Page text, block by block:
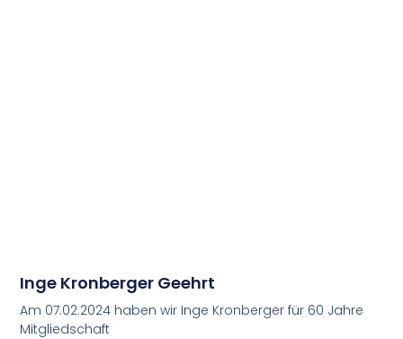
Inge Kronberger Geehrt
Am 07.02.2024 haben wir Inge Kronberger für 60 Jahre
Mitgliedschaft